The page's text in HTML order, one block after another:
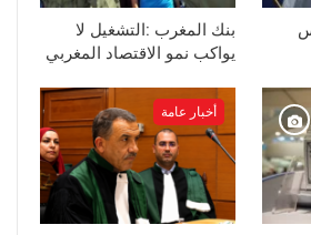
بنك المغرب :التشغيل لا
يواكب نمو الاقتصاد المغربي
أخبار عامة